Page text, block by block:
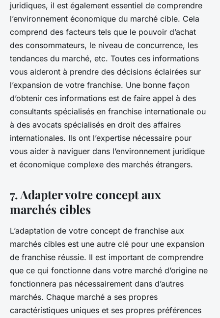
juridiques, il est également essentiel de comprendre
l’environnement économique du marché cible. Cela
comprend des facteurs tels que le pouvoir d’achat
des consommateurs, le niveau de concurrence, les
tendances du marché, etc. Toutes ces informations
vous aideront à prendre des décisions éclairées sur
l’expansion de votre franchise. Une bonne façon
d’obtenir ces informations est de faire appel à des
consultants spécialisés en franchise internationale ou
à des avocats spécialisés en droit des affaires
internationales. Ils ont l’expertise nécessaire pour
vous aider à naviguer dans l’environnement juridique
et économique complexe des marchés étrangers.
7.Adapter votre concept aux
marchés cibles
L’adaptation de votre concept de franchise aux
marchés cibles est une autre clé pour une expansion
de franchise réussie. Il est important de comprendre
que ce qui fonctionne dans votre marché d’origine ne
fonctionnera pas nécessairement dans d’autres
marchés. Chaque marché a ses propres
caractéristiques uniques et ses propres préférences